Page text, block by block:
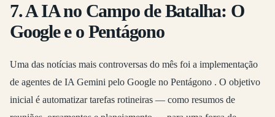
7. A IA no Campo de Batalha: O
Google e o Pentágono
Uma das notícias mais controversas do mês foi a implementação
de agentes de IA Gemini pelo Google no Pentágono . O objetivo
inicial é automatizar tarefas rotineiras — como resumos de